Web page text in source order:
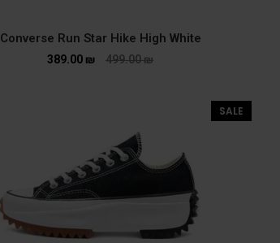
Converse Run Star Hike High White
499.00₪
389.00 ₪
SALE